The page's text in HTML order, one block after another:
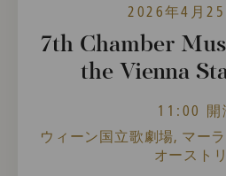
2026年4月
7th Chamber
the Vienna
11:00 開
ウィーン国立歌劇場, マー
オースト